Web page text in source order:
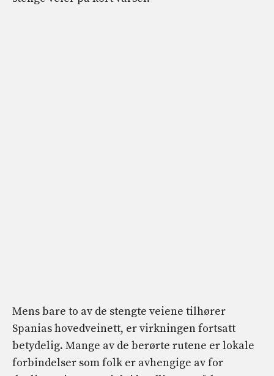
Mens bare to av de stengte veiene tilhører
Spanias hovedveinett, er virkningen fortsatt
betydelig. Mange av de berørte rutene er lokale
forbindelser som folk er avhengige av for